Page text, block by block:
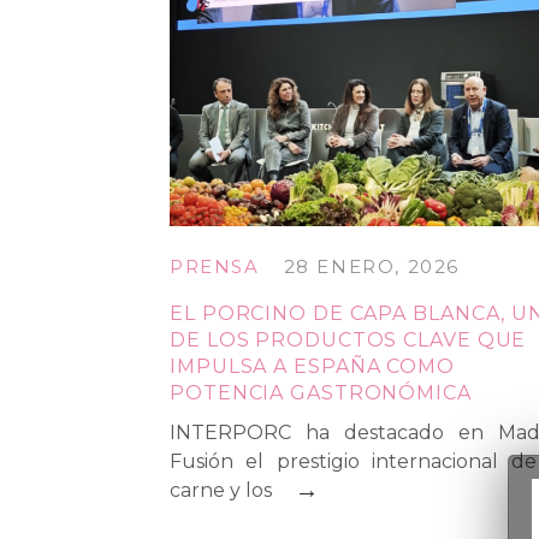
PRENSA 28 ENERO, 2026
EL PORCINO DE CAPA BLANCA,
DE LOS PRODUCTOS CLAVE QUE
IMPULSA A ESPAÑA COMO
POTENCIA GASTRONÓMICA
INTERPORC ha destacado en
Fusión el prestigio internacional
carne y los
→